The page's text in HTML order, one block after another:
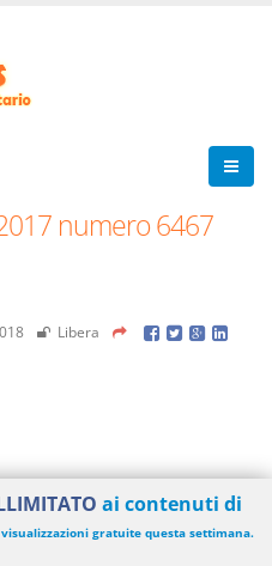
numero 6467
Libera
ai contenuti di
gratuite questa settimana.